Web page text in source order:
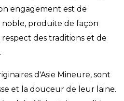
engagement est de
produite de façon
des traditions et de
d'Asie Mineure, sont
et la douceur de leur laine.